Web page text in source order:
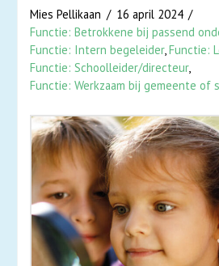
Mies Pellikaan
16 april 2024
Functie: Betrokkene bij passend
Functie: Intern begeleider,Functie:
Functie: Schoolleider/directeur,
Functie: Werkzaam bij gemeente of